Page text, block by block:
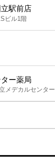
駅前店
ビル1階
ー薬局
メデカルセンター